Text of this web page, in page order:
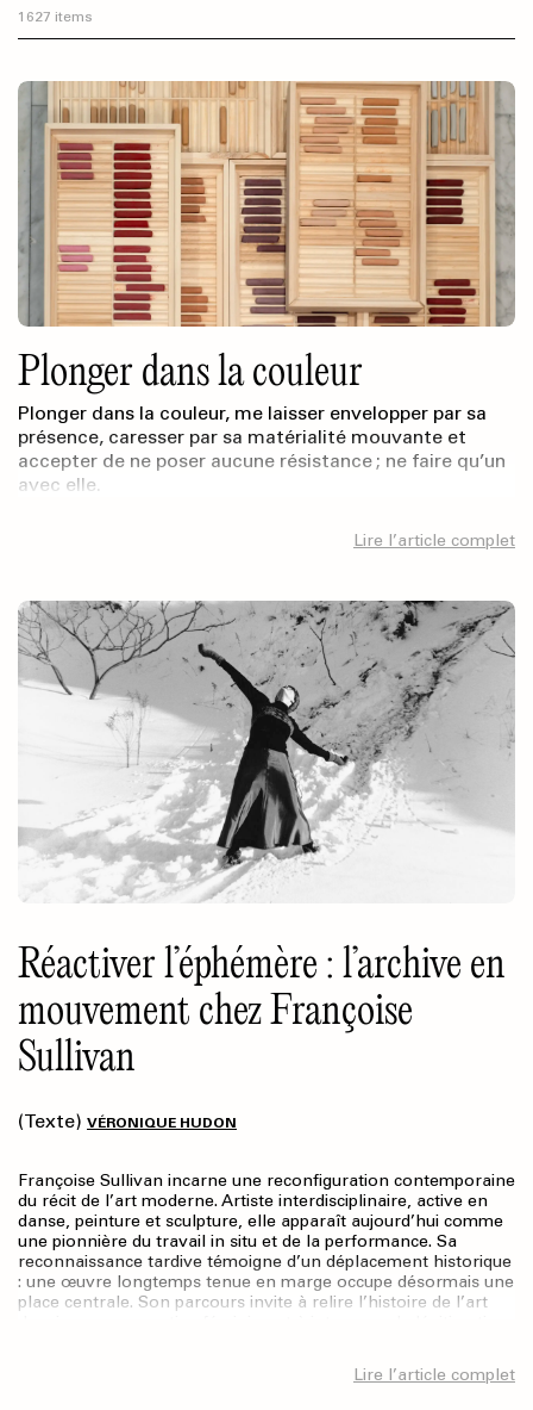
1627 items
Plonger dans la couleur
Plonger dans la couleur, me laisser envelopper par sa
présence, caresser par sa matérialité mouvante et
accepter de ne poser aucune résistance ; ne faire qu’un
avec elle.
Lire l’article complet
Réactiver l’éphémère : l’archive en
mouvement chez Françoise
Sullivan
(Texte) VÉRONIQUE HUDON
Françoise Sullivan incarne une reconfiguration contemporaine
du récit de l’art moderne. Artiste interdisciplinaire, active en
danse, peinture et sculpture, elle apparaît aujourd’hui comme
une pionnière du travail in situ et de la performance. Sa
reconnaissance tardive témoigne d’un déplacement historique
: une œuvre longtemps tenue en marge occupe désormais une
place centrale. Son parcours invite à relire l’histoire de l’art
contemporain. À partir de Danse dans la neige (1948) et de
Lire l’article complet